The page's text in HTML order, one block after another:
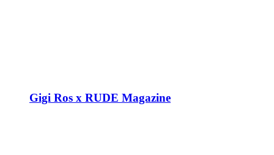
Gigi Ros x RUDE Magazine